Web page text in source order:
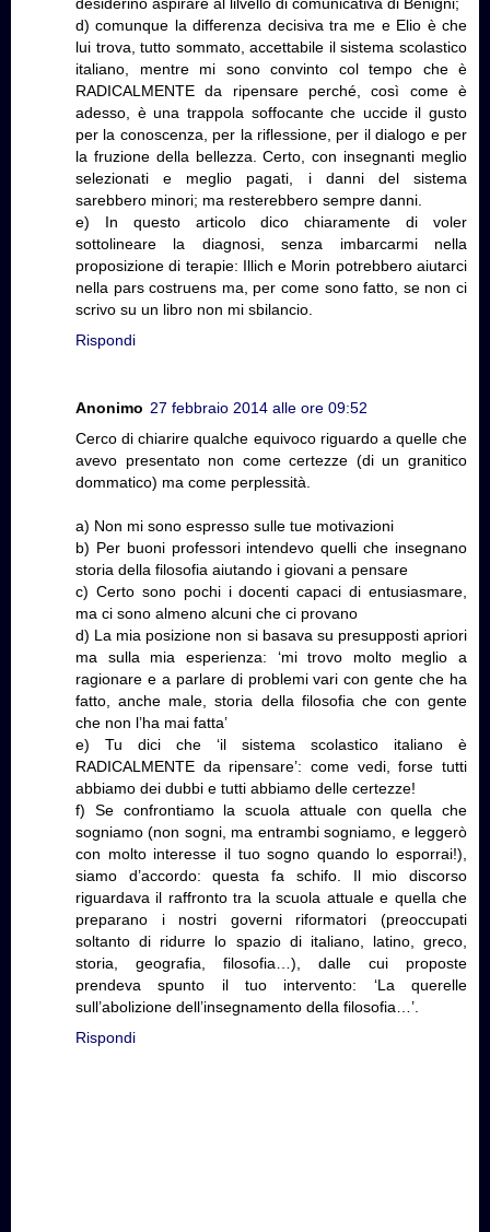
desiderino aspirare al lilvello di comunicativa di Benigni;
d) comunque la differenza decisiva tra me e Elio è che
lui trova, tutto sommato, accettabile il sistema scolastico
italiano, mentre mi sono convinto col tempo che è
RADICALMENTE da ripensare perché, così come è
adesso, è una trappola soffocante che uccide il gusto
per la conoscenza, per la riflessione, per il dialogo e per
la fruzione della bellezza. Certo, con insegnanti meglio
selezionati e meglio pagati, i danni del sistema
sarebbero minori; ma resterebbero sempre danni.
e) In questo articolo dico chiaramente di voler
sottolineare la diagnosi, senza imbarcarmi nella
proposizione di terapie: Illich e Morin potrebbero aiutarci
nella pars costruens ma, per come sono fatto, se non ci
scrivo su un libro non mi sbilancio.
Rispondi
Anonimo 27 febbraio 2014 alle ore 09:52
Cerco di chiarire qualche equivoco riguardo a quelle che
avevo presentato non come certezze (di un granitico
dommatico) ma come perplessità.
a) Non mi sono espresso sulle tue motivazioni
b) Per buoni professori intendevo quelli che insegnano
storia della filosofia aiutando i giovani a pensare
c) Certo sono pochi i docenti capaci di entusiasmare,
ma ci sono almeno alcuni che ci provano
d) La mia posizione non si basava su presupposti apriori
ma sulla mia esperienza: ‘mi trovo molto meglio a
ragionare e a parlare di problemi vari con gente che ha
fatto, anche male, storia della filosofia che con gente
che non l’ha mai fatta’
e) Tu dici che ‘il sistema scolastico italiano è
RADICALMENTE da ripensare’: come vedi, forse tutti
abbiamo dei dubbi e tutti abbiamo delle certezze!
f) Se confrontiamo la scuola attuale con quella che
sogniamo (non sogni, ma entrambi sogniamo, e leggerò
con molto interesse il tuo sogno quando lo esporrai!),
siamo d’accordo: questa fa schifo. Il mio discorso
riguardava il raffronto tra la scuola attuale e quella che
preparano i nostri governi riformatori (preoccupati
soltanto di ridurre lo spazio di italiano, latino, greco,
storia, geografia, filosofia…), dalle cui proposte
prendeva spunto il tuo intervento: ‘La querelle
sull’abolizione dell’insegnamento della filosofia…’.
Rispondi